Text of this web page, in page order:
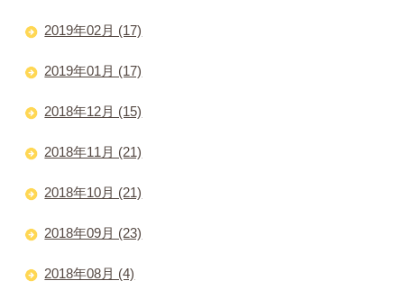
2019年02月 (17)
2019年01月 (17)
2018年12月 (15)
2018年11月 (21)
2018年10月 (21)
2018年09月 (23)
2018年08月 (4)